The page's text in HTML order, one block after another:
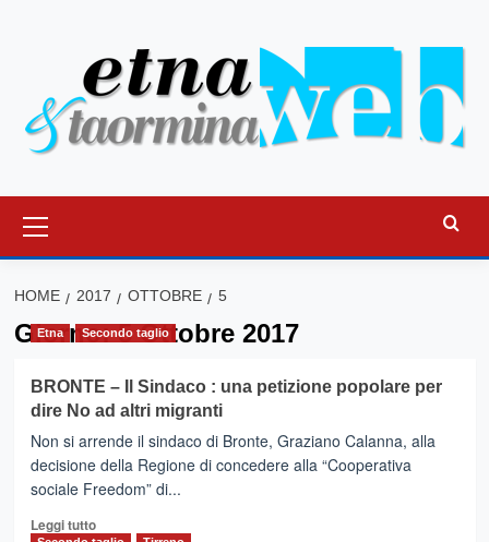
principale
HOME 2017 OTTOBRE 5
Giorno:5 Ottobre 2017
Etna Secondo taglio
BRONTE – Il Sindaco : una petizione popolare per
dire No ad altri migranti
Non si arrende il sindaco di Bronte, Graziano Calanna, alla
decisione della Regione di concedere alla “Cooperativa
sociale Freedom” di...
Leggi tuttoLeggi